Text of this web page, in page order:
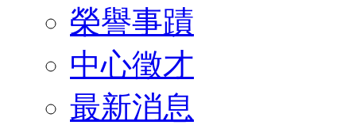
榮譽事蹟
中心徵才
最新消息